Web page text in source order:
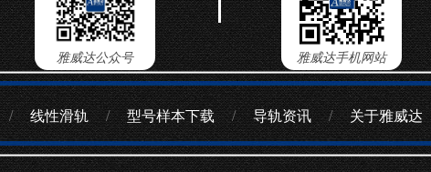
雅威达手机网站
雅威达公众号
/ 线性滑轨 / 型号样本下载 / 导轨资讯 / 关于雅威达